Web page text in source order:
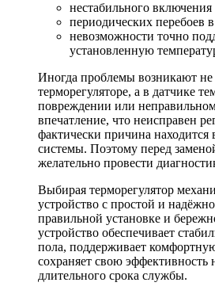
нестабильного включения
периодических перебоев в
невозможности точно
установленную
Иногда проблемы возникают
терморегуляторе, а в датчике
повреждении или
впечатление, что неисправен
фактически причина находится
системы. Поэтому перед
желательно провести
Выбирая терморегулятор
устройство с простой и
правильной установке и
устройство обеспечивает
пола, поддерживает
сохраняет свою эффективность
длительного срока службы.